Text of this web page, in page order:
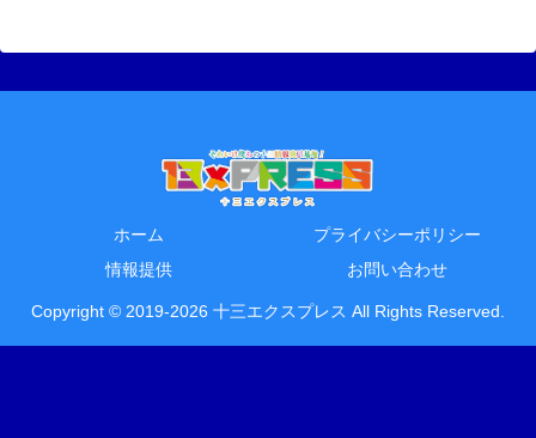
ホーム
プライバシーポリシー
情報提供
お問い合わせ
Copyright © 2019-2026 十三エクスプレス All Rights Reserved.